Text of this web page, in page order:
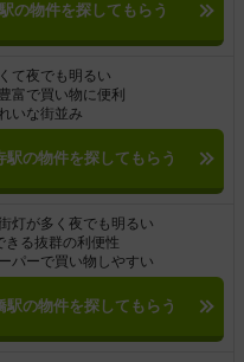
の物件を探してもらう
て夜でも明るい
富で買い物に便利
いな街並み
駅の物件を探してもらう
灯が多く夜でも明るい
きる抜群の利便性
パーで買い物しやすい
駅の物件を探してもらう